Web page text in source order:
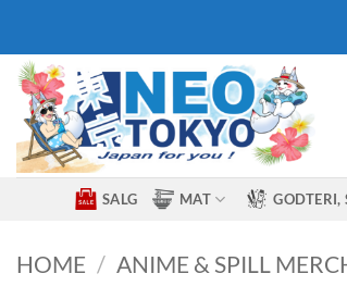
content
SALG MAT GODTERI,
HOME / ANIME & SPILL